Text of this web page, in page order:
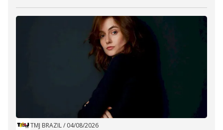
TMJ BRAZIL/ 04/08/2026